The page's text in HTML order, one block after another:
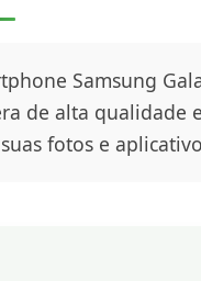
Samsung
de alta qualidade
fotos e